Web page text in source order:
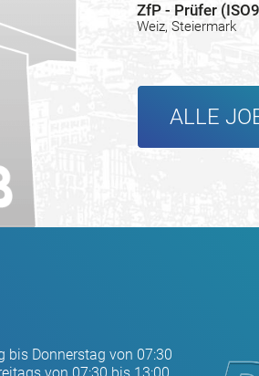
ZfP - Prüfer
Weiz, Steiermark
ALLE
bis Donnerstag von 07:30